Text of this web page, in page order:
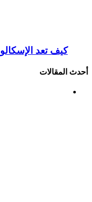
كيف تعد
أحدث المقالات